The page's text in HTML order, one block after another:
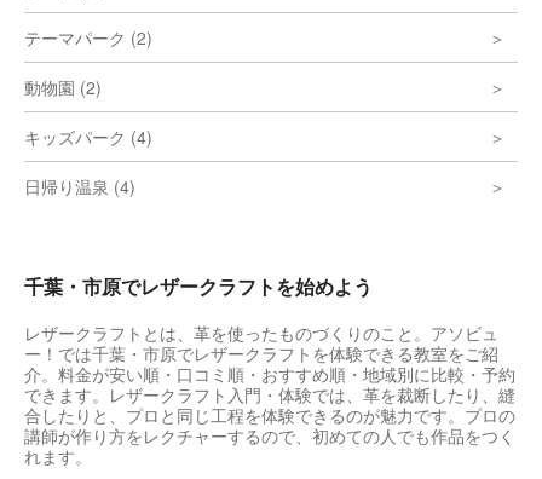
テーマパーク (2)
動物園 (2)
キッズパーク (4)
日帰り温泉 (4)
千葉・市原でレザークラフトを始めよう
レザークラフトとは、革を使ったものづくりのこと。アソビュ
ー！では千葉・市原でレザークラフトを体験できる教室をご紹
介。料金が安い順・口コミ順・おすすめ順・地域別に比較・予約
できます。レザークラフト入門・体験では、革を裁断したり、縫
合したりと、プロと同じ工程を体験できるのが魅力です。プロの
講師が作り方をレクチャーするので、初めての人でも作品をつく
れます。